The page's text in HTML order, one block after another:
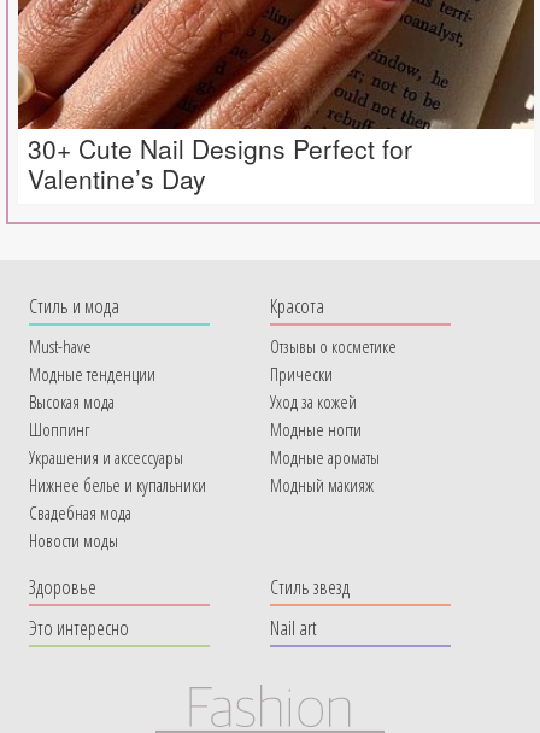
30+ Cute Nail Designs Perfect for
Valentine’s Day
Cтиль и мода
Must-have
Модные тенденции
Высокая мода
Шоппинг
Украшения и аксессуары
Нижнее белье и купальники
Свадебная мода
Новости моды
Красота
Отзывы о косметике
Прически
Уход за кожей
Модные ногти
Модные ароматы
Модный макияж
Здоровье
Это интересно
Стиль звезд
Nail art